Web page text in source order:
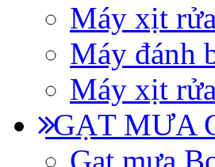
Máy xịt
Máy đánh
Máy xịt
GẠT MƯA